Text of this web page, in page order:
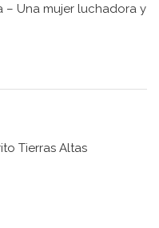
– Una mujer luchadora y
Tierras Altas